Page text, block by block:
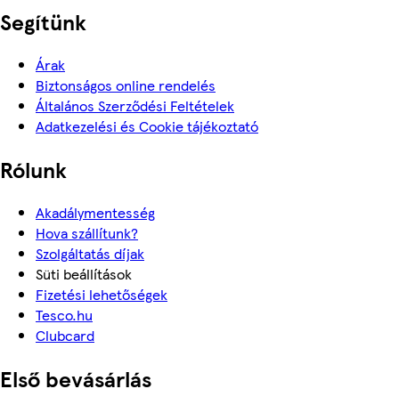
Segítünk
Árak
Biztonságos online rendelés
Általános Szerződési Feltételek
Adatkezelési és Cookie tájékoztató
Rólunk
Akadálymentesség
Hova szállítunk?
Szolgáltatás díjak
Süti beállítások
Fizetési lehetőségek
Tesco.hu
Clubcard
Első bevásárlás